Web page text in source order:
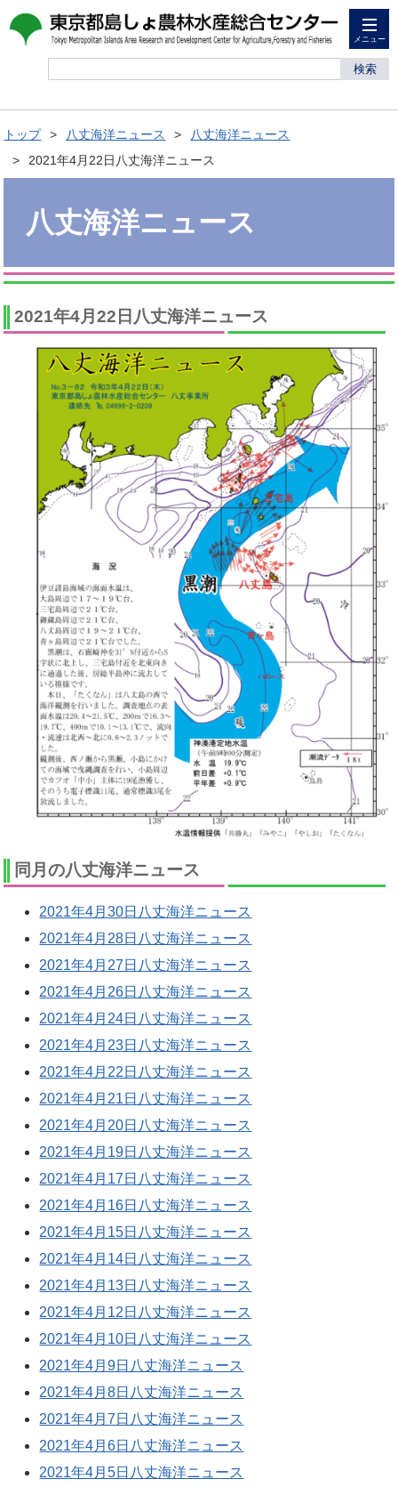
メニュー
検索
トップ 八丈海洋ニュース
八丈海洋ニュース
2021年4月22日八丈海洋ニュース
八丈海洋ニュース
2021年4月22日八丈海洋ニュース
同月の八丈海洋ニュース
2021年4月30日八丈海洋ニュース
2021年4月28日八丈海洋ニュース
2021年4月27日八丈海洋ニュース
2021年4月26日八丈海洋ニュース
2021年4月24日八丈海洋ニュース
2021年4月23日八丈海洋ニュース
2021年4月22日八丈海洋ニュース
2021年4月21日八丈海洋ニュース
2021年4月20日八丈海洋ニュース
2021年4月19日八丈海洋ニュース
2021年4月17日八丈海洋ニュース
2021年4月16日八丈海洋ニュース
2021年4月15日八丈海洋ニュース
2021年4月14日八丈海洋ニュース
2021年4月13日八丈海洋ニュース
2021年4月12日八丈海洋ニュース
2021年4月10日八丈海洋ニュース
2021年4月9日八丈海洋ニュース
2021年4月8日八丈海洋ニュース
2021年4月7日八丈海洋ニュース
2021年4月6日八丈海洋ニュース
2021年4月5日八丈海洋ニュース